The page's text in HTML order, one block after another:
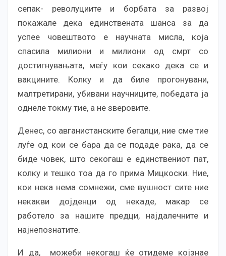
сепак- револуциите и борбата за развој
покажале дека единствената шанса за да
успее човештвото е научната мисла, која
спасила милиони и милиони од смрт со
достигнувањата, меѓу кои секако дека се и
вакцините. Колку и да биле прогонувани,
малтретирани, убивани научниците, победата ја
однеле токму тие, а не ѕверовите.
Денес, со авганистанските бегалци, ние сме тие
луѓе од кои се бара да се подаде рака, да се
биде човек, што секогаш е единствениот пат,
колку и тешко тоа да го прима Мицкоски. Ние,
кои нека нема сомнежи, сме вушност сите ние
некакви дојденци од некаде, макар се
работело за нашите предци, најдалечните и
најнепознатите.
И да, можеби некогаш ќе отидеме којзнае